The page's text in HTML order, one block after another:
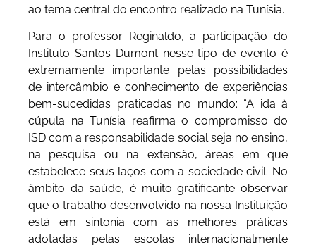
ao tema central do encontro realizado na Tunísia.
Para o professor Reginaldo, a participação do
Instituto Santos Dumont nesse tipo de evento é
extremamente importante pelas possibilidades
de intercâmbio e conhecimento de experiências
bem-sucedidas praticadas no mundo: “A ida à
cúpula na Tunísia reafirma o compromisso do
ISD com a responsabilidade social seja no ensino,
na pesquisa ou na extensão, áreas em que
estabelece seus laços com a sociedade civil. No
âmbito da saúde, é muito gratificante observar
que o trabalho desenvolvido na nossa Instituição
está em sintonia com as melhores práticas
adotadas pelas escolas internacionalmente